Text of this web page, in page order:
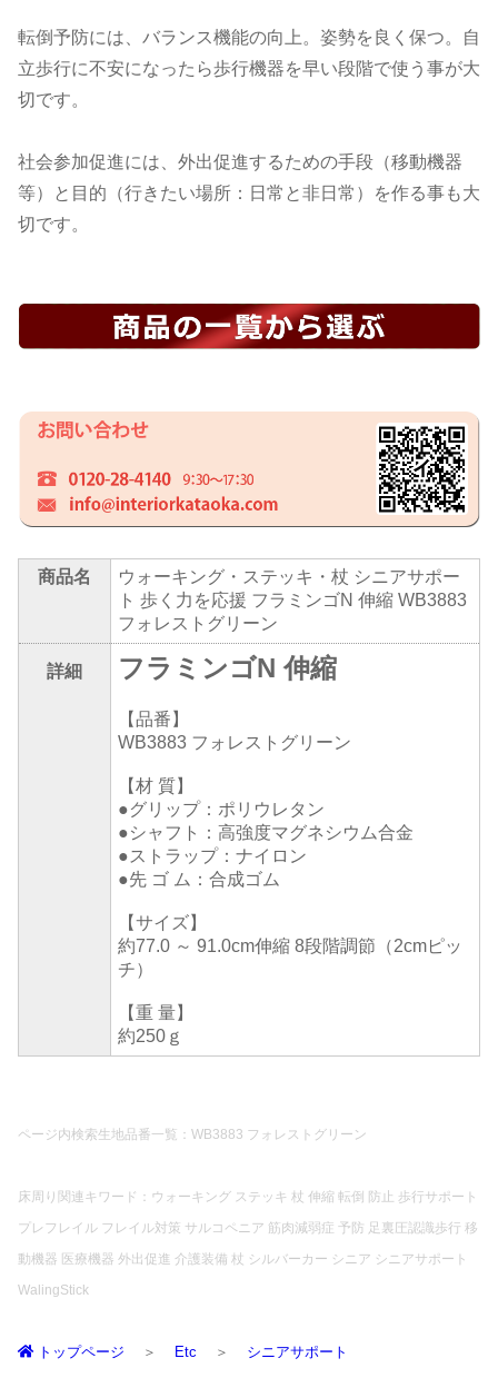
転倒予防には、バランス機能の向上。姿勢を良く保つ。自
立歩行に不安になったら歩行機器を早い段階で使う事が大
切です。
社会参加促進には、外出促進するための手段（移動機器
等）と目的（行きたい場所：日常と非日常）を作る事も大
切です。
商品名
ウォーキング・ステッキ・杖 シニアサポー
ト 歩く力を応援 フラミンゴN 伸縮 WB3883
フォレストグリーン
詳細 フラミンゴN 伸縮
【品番】
WB3883 フォレストグリーン
【材 質】
●グリップ：ポリウレタン
●シャフト：高強度マグネシウム合金
●ストラップ：ナイロン
●先 ゴ ム：合成ゴム
【サイズ】
約77.0 ～ 91.0cm伸縮 8段階調節（2cmピッ
チ）
【重 量】
約250ｇ
ページ内検索生地品番一覧：WB3883 フォレストグリーン
床周り関連キワード：ウォーキング ステッキ 杖 伸縮 転倒 防止 歩行サポート
プレフレイル フレイル対策 サルコペニア 筋肉減弱症 予防 足裏圧認識歩行 移
動機器 医療機器 外出促進 介護装備 杖 シルバーカー シニア シニアサポート
WalingStick
トップページ Etc シニアサポート